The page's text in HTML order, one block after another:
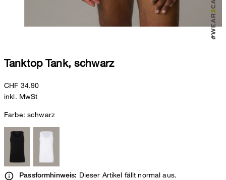
Tanktop Tank, schwarz
CHF 34.90
inkl. MwSt
Farbe: schwarz
Passformhinweis: Dieser Artikel fällt normal aus.